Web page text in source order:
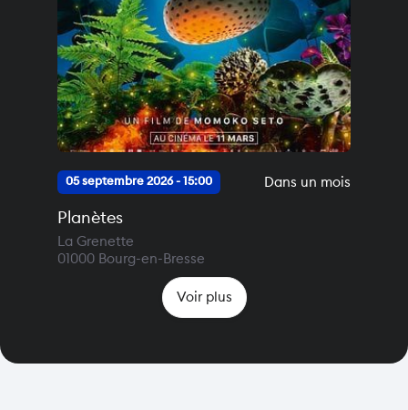
05 septembre 2026 - 15:00 Dans un mois
Planètes
La Grenette
01000 Bourg-en-Bresse
Voir plus